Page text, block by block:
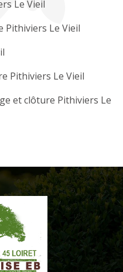
Le Vieil
Pithiviers Le Vieil
Pithiviers Le Vieil
et clôture Pithiviers Le